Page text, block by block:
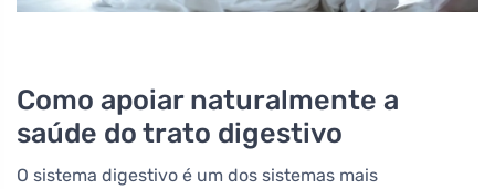
Como apoiar naturalmente a
saúde do trato digestivo
O sistema digestivo é um dos sistemas mais